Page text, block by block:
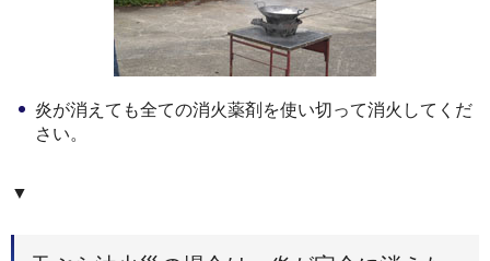
炎が消えても全ての消火薬剤を使い切って消火してくだ
さい。
▼